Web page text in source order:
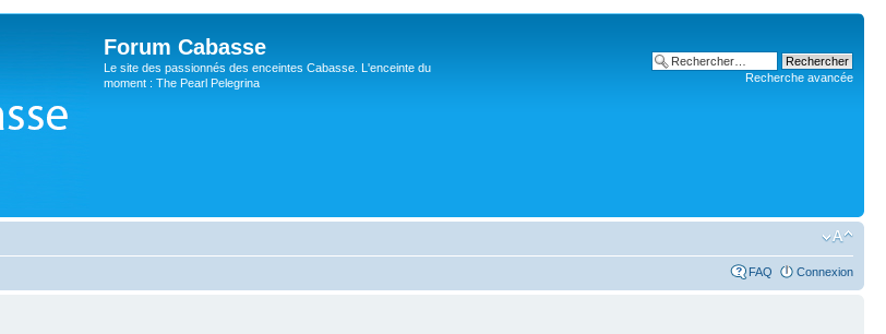
Forum Cabasse
Le site des passionnés des enceintes Cabasse. L'enceinte du
moment : The Pearl Pelegrina
Recherche avancée
FAQ Connexion